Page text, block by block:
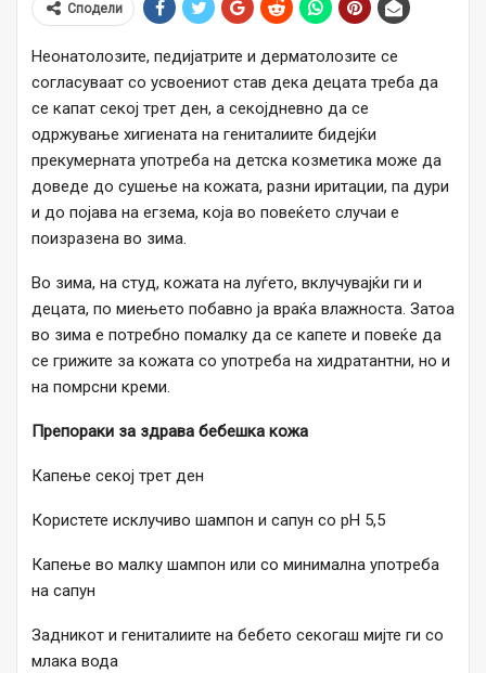
Сподели
Неонатолозите, педијатрите и дерматолозите се
согласуваат со усвоениот став дека децата треба да
се капат секој трет ден, а секојдневно да се
одржување хигиената на гениталиите бидејќи
прекумерната употреба на детска козметика може да
доведе до сушење на кожата, разни иритации, па дури
и до појава на егзема, која во повеќето случаи е
поизразена во зима.
Во зима, на студ, кожата на луѓето, вклучувајќи ги и
децата, по миењето побавно ја враќа влажноста. Затоа
во зима е потребно помалку да се капете и повеќе да
се грижите за кожата со употреба на хидратантни, но и
на помрсни креми.
Препораки за здрава бебешка кожа
Капење секој трет ден
Користете исклучиво шампон и сапун со pH 5,5
Капење во малку шампон или со минимална употреба
на сапун
Задникот и гениталиите на бебето секогаш мијте ги со
млака вода